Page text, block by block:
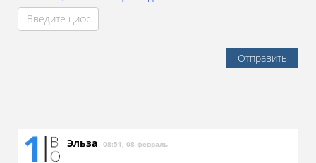
Отправить
Эльза 08:51, 08 февраль